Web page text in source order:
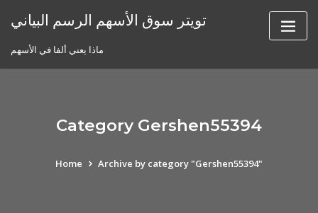
تويتر سوق الأسهم الرسم البياني
ماذا يعني ألفا في الأسهم
Category Gershen55394
Home Archive by category "Gershen55394"